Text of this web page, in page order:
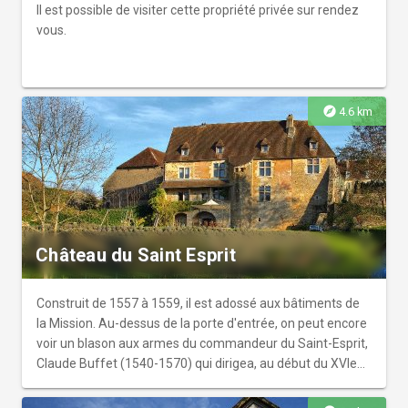
patrimoine et son histoire aux générations futures.
Vestiges du château de Montfaucon. Accès libre. Parking
aux véhicules sauf autorisation par la Mairie). Des visites
guidées sont programmées au cours de l'année sur
réservations. Les visites débutent au bas du château.
Possibilité, sur demande, de visites guidées pour les
groupes (visites guidées de 1h30 à 2h00 en français).
Il est possible de visiter cette propriété privée sur rendez
vous.
explore 4.6 km
Château du Saint Esprit
Construit de 1557 à 1559, il est adossé aux bâtiments de
la Mission. Au-dessus de la porte d'entrée, on peut encore
voir un blason aux armes du commandeur du Saint-Esprit,
Claude Buffet (1540-1570) qui dirigea, au début du XVIe